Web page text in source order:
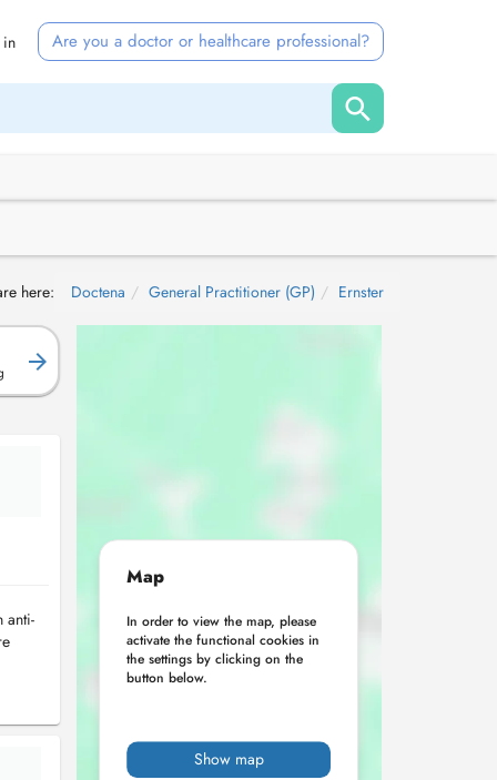
in Are you a doctor or healthcare professional?
here: Doctena General Practitioner (GP) Ernster
anti-
Map
In order to view the map, please
activate the functional cookies in
the settings by clicking on the
button below.
Show map